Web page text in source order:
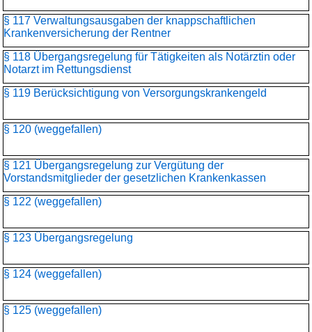
§ 117 Verwaltungsausgaben der knappschaftlichen
Krankenversicherung der Rentner
§ 118 Übergangsregelung für Tätigkeiten als Notärztin oder
Notarzt im Rettungsdienst
§ 119 Berücksichtigung von Versorgungskrankengeld
§ 120 (weggefallen)
§ 121 Übergangsregelung zur Vergütung der
Vorstandsmitglieder der gesetzlichen Krankenkassen
§ 122 (weggefallen)
§ 123 Übergangsregelung
§ 124 (weggefallen)
§ 125 (weggefallen)